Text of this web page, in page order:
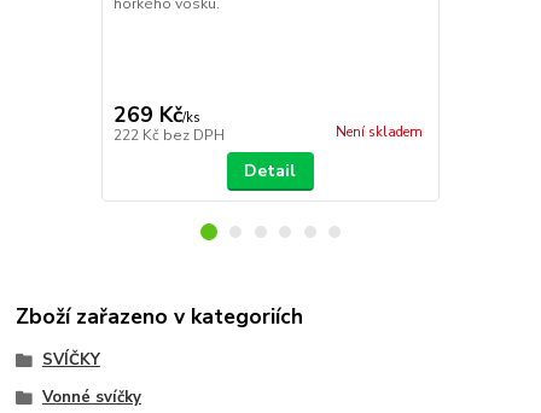
269 Kč/ks
222 Kč bez DPH Není skladem
Detail
Zboží zařazeno v kategoriích
SVÍČKY
Vonné svíčky